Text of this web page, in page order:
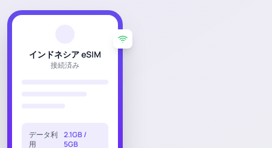
インドネシア eSIM
接続済み
データ利
用
2.1GB /
5GB